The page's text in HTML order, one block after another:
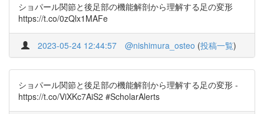
ショパール関節と後足部の機能解剖から理解する足の変形
https://t.co/0zQlx1MAFe
2023-05-24 12:44:57 @nishimura_osteo (投稿一覧)
ショパール関節と後足部の機能解剖から理解する足の変形 -
https://t.co/ViXKc7AiS2 #ScholarAlerts